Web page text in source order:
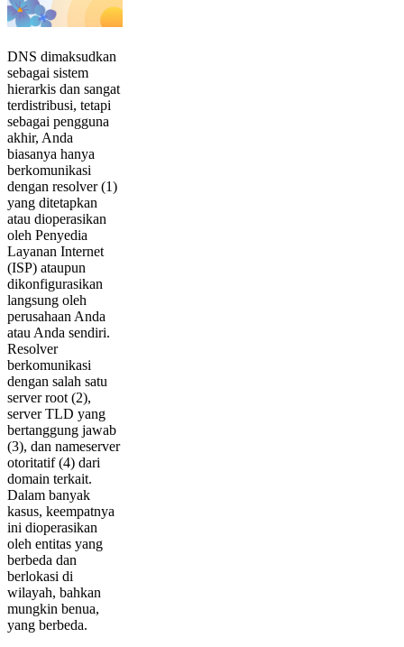
DNS dimaksudkan
sebagai sistem
hierarkis dan sangat
terdistribusi, tetapi
sebagai pengguna
akhir, Anda
biasanya hanya
berkomunikasi
dengan resolver (1)
yang ditetapkan
atau dioperasikan
oleh Penyedia
Layanan Internet
(ISP) ataupun
dikonfigurasikan
langsung oleh
perusahaan Anda
atau Anda sendiri.
Resolver
berkomunikasi
dengan salah satu
server root (2),
server TLD yang
bertanggung jawab
(3), dan nameserver
otoritatif (4) dari
domain terkait.
Dalam banyak
kasus, keempatnya
ini dioperasikan
oleh entitas yang
berbeda dan
berlokasi di
wilayah, bahkan
mungkin benua,
yang berbeda.